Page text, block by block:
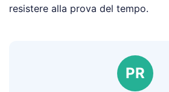
resistere alla prova del tempo.
PR